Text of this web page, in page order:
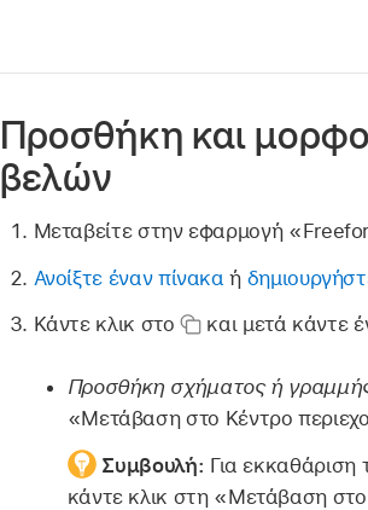
Προσθήκη και
βελών
Μεταβείτε στην εφαρμογή
Ανοίξτε έναν πίνακα ή
Κάντε κλικ στο
και μετά κάντε
Προσθήκη σχήματος ή
«Μετάβαση στο Κέντρο
Συμβουλή: Για
κάντε κλικ στη «Μετάβαση